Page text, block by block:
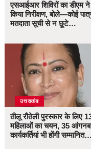
एसआईआर शिविरों का डीएम ने
किया निरीक्षण, बोले—कोई
मतदाता सूची से न छूटे…
उत्तराखंड
तीलू रौतेली पुरस्कार के लिए
महिलाओं का चयन, 35
कार्यकर्तियां भी होंगी सम्मानित…